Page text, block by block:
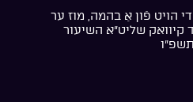
הויט פֿון אַ בהמה, מוז ער
קיוואק שליט”א השיעור